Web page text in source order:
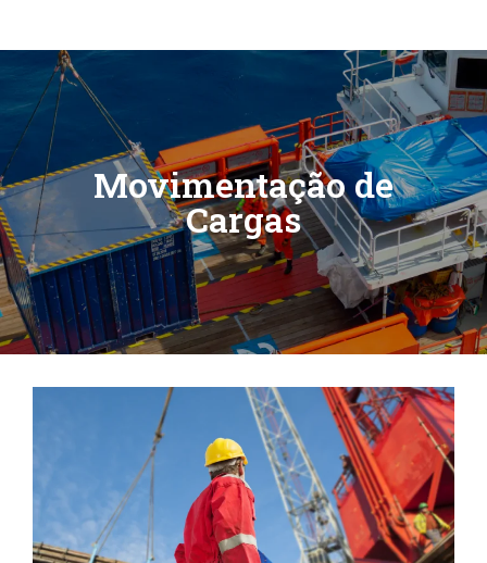
Movimentação de
Cargas